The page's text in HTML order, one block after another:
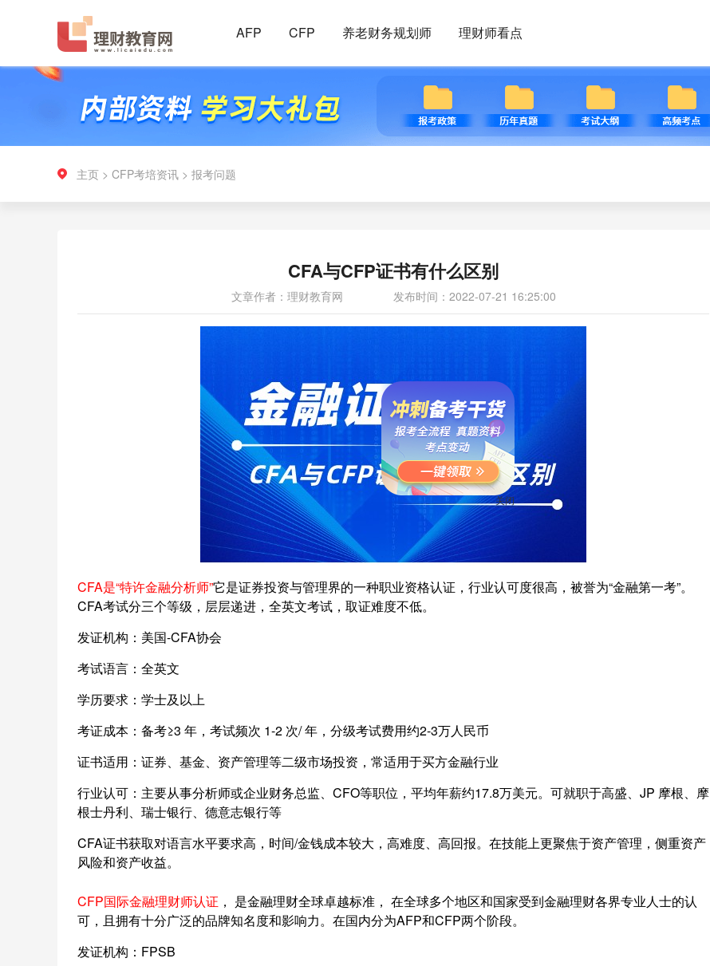
AFP CFP 养老财务规划师 理财师看点
主页 > CFP考培资讯 > 报考问题
CFA与CFP证书有什么区别
文章作者：理财教育网 发布时间：2022-07-21 16:25:00
CFA是“特许金融分析师”它是证券投资与管理界的一种职业资格认证，行业认可度很高，被誉为“金融第一考”。
CFA考试分三个等级，层层递进，全英文考试，取证难度不低。
发证机构：美国-CFA协会
考试语言：全英文
学历要求：学士及以上
考证成本：备考≥3 年，考试频次 1-2 次/ 年，分级考试费用约2-3万人民币
证书适用：证券、基金、资产管理等二级市场投资，常适用于买方金融行业
行业认可：主要从事分析师或企业财务总监、CFO等职位，平均年薪约17.8万美元。可就职于高盛、JP 摩根、摩
根士丹利、瑞士银行、德意志银行等
CFA证书获取对语言水平要求高，时间/金钱成本较大，高难度、高回报。在技能上更聚焦于资产管理，侧重资产
风险和资产收益。
CFP国际金融理财师认证 ， 是金融理财全球卓越标准， 在全球多个地区和国家受到金融理财各界专业人士的认
可，且拥有十分广泛的品牌知名度和影响力。在国内分为AFP和CFP两个阶段。
发证机构：FPSB